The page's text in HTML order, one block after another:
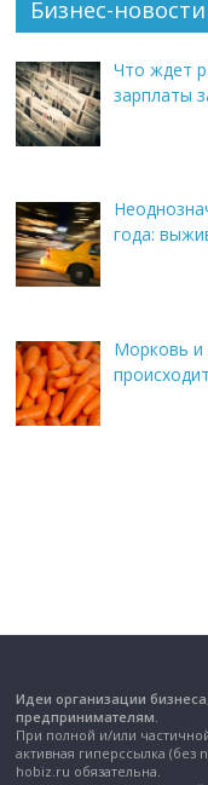
Бизнес-новости
Что ждет
зарплаты
года:
Морковь и
Идеи организации
предпринимателям.
При полной и/или
активная гиперссылка
hobiz.ru обязательна.